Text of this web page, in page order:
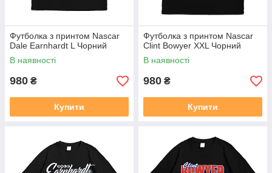
Футболка з принтом Nascar
Dale Earnhardt L Чорний
В наявності
980 ₴
Купити
Футболка з принтом Nascar
Clint Bowyer XXL Чорний
В наявності
980 ₴
Купити